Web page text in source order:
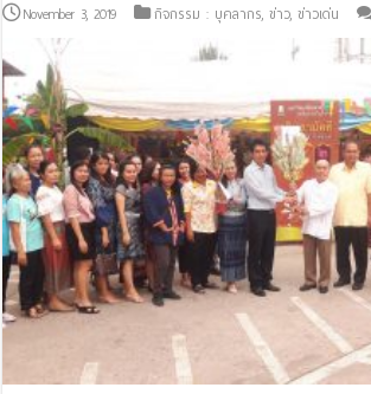
November 3, 2019 กิจกรรม : บุคลากร,ข่าว,ข่าวเด่น